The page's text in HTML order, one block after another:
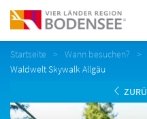
Startseite Wann besuchen?
Waldwelt Skywalk Allgäu